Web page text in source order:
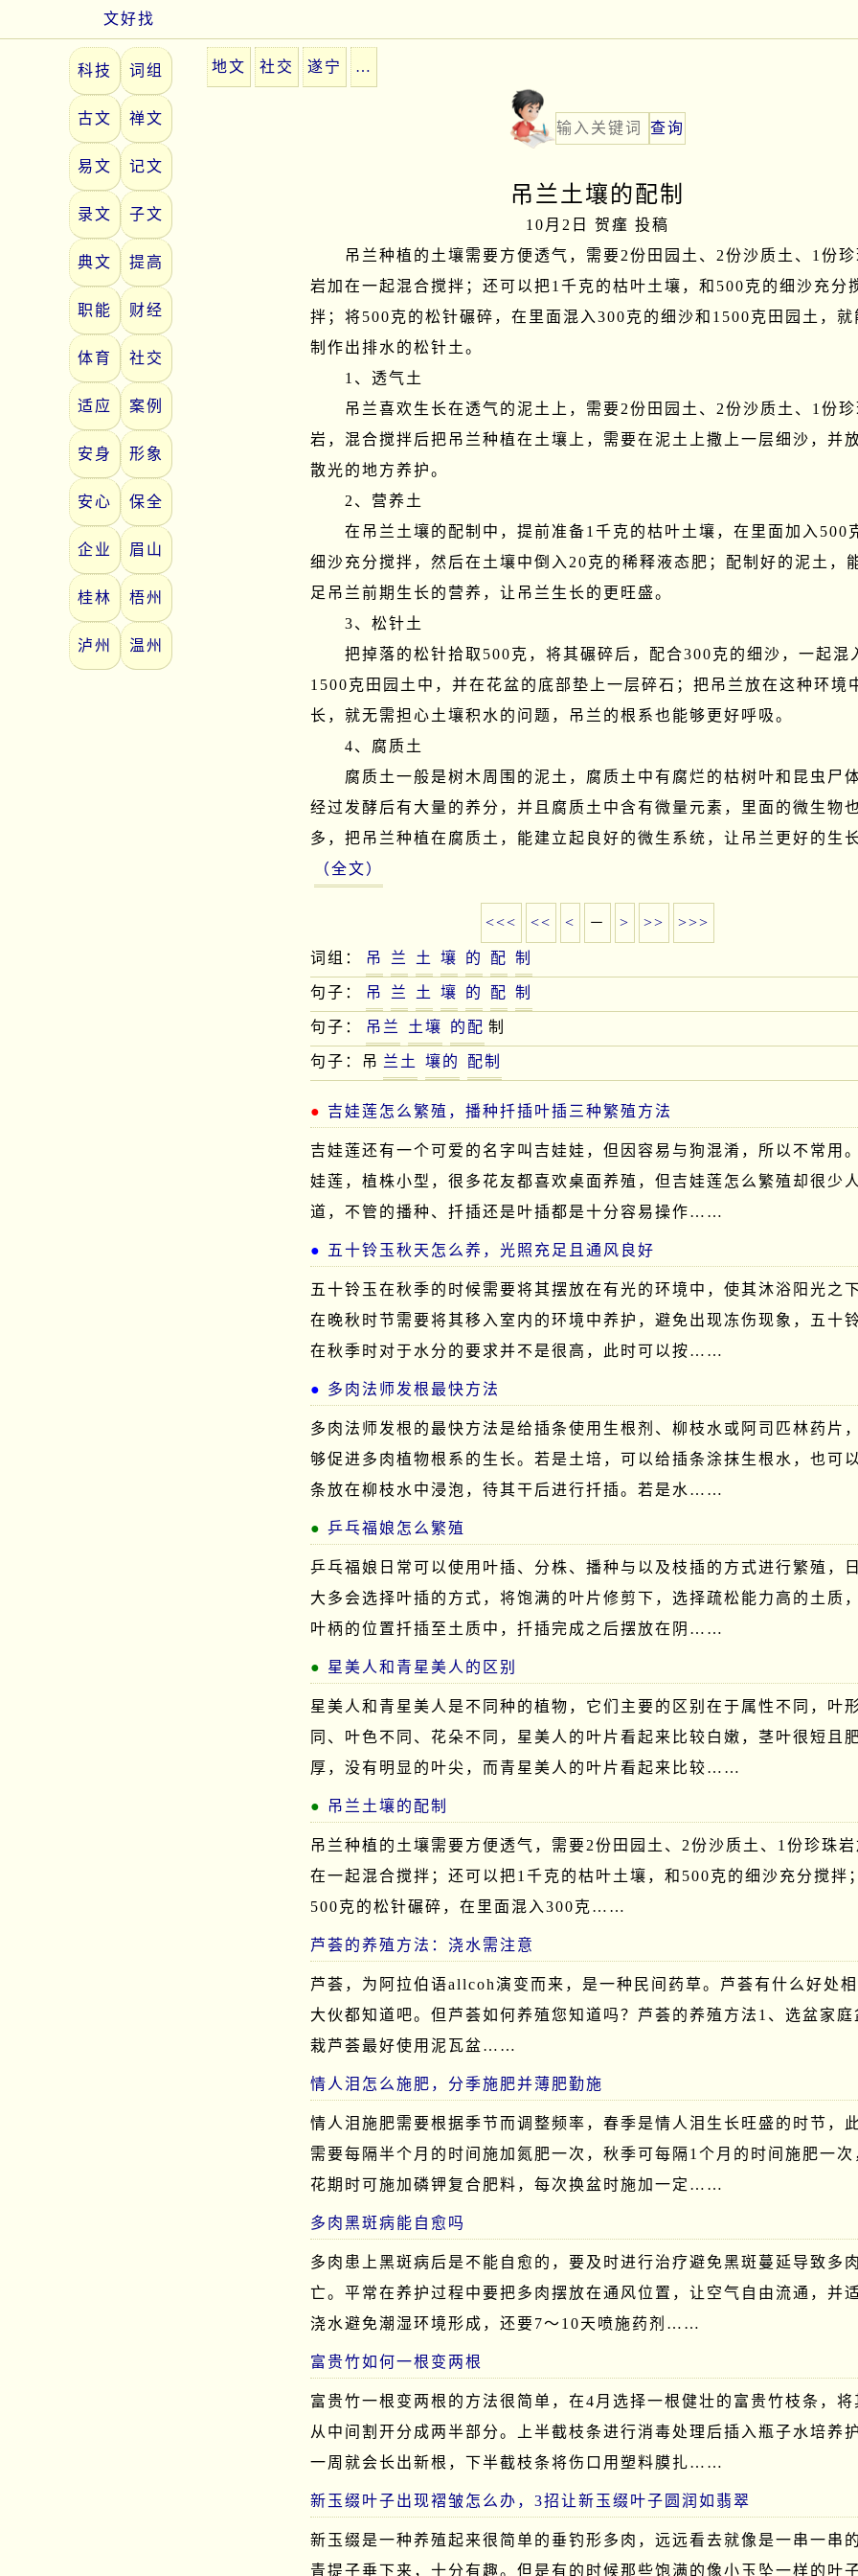
文好找
科技 词组
古文 禅文
易文 记文
录文 子文
典文 提高
职能 财经
体育 社交
适应 案例
安身 形象
安心 保全
企业 眉山
桂林 梧州
泸州 温州
地文 社交 遂宁 …
吊兰土壤的配制
10月2日 贺瘽 投稿
吊兰种植的土壤需要方便透气，需要2份田园土、2份沙质土、1份珍
岩加在一起混合搅拌；还可以把1千克的枯叶土壤，和500克的细沙充分
拌；将500克的松针碾碎，在里面混入300克的细沙和1500克田园土，就
制作出排水的松针土。
1、透气土
吊兰喜欢生长在透气的泥土上，需要2份田园土、2份沙质土、1份珍
岩，混合搅拌后把吊兰种植在土壤上，需要在泥土上撒上一层细沙，并
散光的地方养护。
2、营养土
在吊兰土壤的配制中，提前准备1千克的枯叶土壤，在里面加入500
细沙充分搅拌，然后在土壤中倒入20克的稀释液态肥；配制好的泥土，
足吊兰前期生长的营养，让吊兰生长的更旺盛。
3、松针土
把掉落的松针拾取500克，将其碾碎后，配合300克的细沙，一起混
1500克田园土中，并在花盆的底部垫上一层碎石；把吊兰放在这种环境
长，就无需担心土壤积水的问题，吊兰的根系也能够更好呼吸。
4、腐质土
腐质土一般是树木周围的泥土，腐质土中有腐烂的枯树叶和昆虫尸体
经过发酵后有大量的养分，并且腐质土中含有微量元素，里面的微生物
多，把吊兰种植在腐质土，能建立起良好的微生系统，让吊兰更好的生长
（全文）
<<< << < － > >> >>>
词组： 吊 兰 土 壤 的 配 制
句子： 吊 兰 土 壤 的 配 制
句子： 吊兰 土壤 的配 制
句子：吊 兰土 壤的 配制
吉娃莲怎么繁殖，播种扦插叶插三种繁殖方法
吉娃莲还有一个可爱的名字叫吉娃娃，但因容易与狗混淆，所以不常用
娃莲，植株小型，很多花友都喜欢桌面养殖，但吉娃莲怎么繁殖却很少
道，不管的播种、扦插还是叶插都是十分容易操作……
五十铃玉秋天怎么养，光照充足且通风良好
五十铃玉在秋季的时候需要将其摆放在有光的环境中，使其沐浴阳光之下
在晚秋时节需要将其移入室内的环境中养护，避免出现冻伤现象，五十
在秋季时对于水分的要求并不是很高，此时可以按……
多肉法师发根最快方法
多肉法师发根的最快方法是给插条使用生根剂、柳枝水或阿司匹林药片
够促进多肉植物根系的生长。若是土培，可以给插条涂抹生根水，也可
条放在柳枝水中浸泡，待其干后进行扦插。若是水……
乒乓福娘怎么繁殖
乒乓福娘日常可以使用叶插、分株、播种与以及枝插的方式进行繁殖，
大多会选择叶插的方式，将饱满的叶片修剪下，选择疏松能力高的土质
叶柄的位置扦插至土质中，扦插完成之后摆放在阴……
星美人和青星美人的区别
星美人和青星美人是不同种的植物，它们主要的区别在于属性不同，叶
同、叶色不同、花朵不同，星美人的叶片看起来比较白嫩，茎叶很短且
厚，没有明显的叶尖，而青星美人的叶片看起来比较……
吊兰土壤的配制
吊兰种植的土壤需要方便透气，需要2份田园土、2份沙质土、1份珍珠岩
在一起混合搅拌；还可以把1千克的枯叶土壤，和500克的细沙充分搅拌
500克的松针碾碎，在里面混入300克……
芦荟的养殖方法：浇水需注意
芦荟，为阿拉伯语allcoh演变而来，是一种民间药草。芦荟有什么好处
大伙都知道吧。但芦荟如何养殖您知道吗？芦荟的养殖方法1、选盆家庭
栽芦荟最好使用泥瓦盆……
情人泪怎么施肥，分季施肥并薄肥勤施
情人泪施肥需要根据季节而调整频率，春季是情人泪生长旺盛的时节，
需要每隔半个月的时间施加氮肥一次，秋季可每隔1个月的时间施肥一次
花期时可施加磷钾复合肥料，每次换盆时施加一定……
多肉黑斑病能自愈吗
多肉患上黑斑病后是不能自愈的，要及时进行治疗避免黑斑蔓延导致多
亡。平常在养护过程中要把多肉摆放在通风位置，让空气自由流通，并
浇水避免潮湿环境形成，还要7～10天喷施药剂……
富贵竹如何一根变两根
富贵竹一根变两根的方法很简单，在4月选择一根健壮的富贵竹枝条，将
从中间割开分成两半部分。上半截枝条进行消毒处理后插入瓶子水培养护
一周就会长出新根，下半截枝条将伤口用塑料膜扎……
新玉缀叶子出现褶皱怎么办，3招让新玉缀叶子圆润如翡翠
新玉缀是一种养殖起来很简单的垂钓形多肉，远远看去就像是一串一串
青提子垂下来，十分有趣。但是有的时候那些饱满的像小玉坠一样的叶